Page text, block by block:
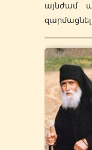
այնժամ